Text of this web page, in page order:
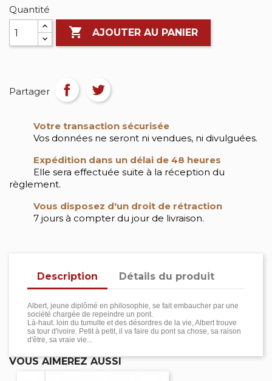
Quantité
 AJOUTER AU PANIER
Partager
Votre transaction sécurisée
Vos données ne seront ni vendues, ni divulguées.
Expédition dans un délai de 48 heures
Elle sera effectuée suite à la réception du
règlement.
Vous disposez d'un droit de rétraction
7 jours à compter du jour de livraison.
Description Détails du produit
Albert, jeune diplômé en philosophie, se fait embaucher par une
société chargée de repeindre un pont.
Là-haut. loin du tumulte et des désordres de la vie, Albert trouve
sa tour d'ivoire. Petit à petit, il va faire du pont sa chose, sa raison
d'être, sa vraie vie...
VOUS AIMEREZ AUSSI